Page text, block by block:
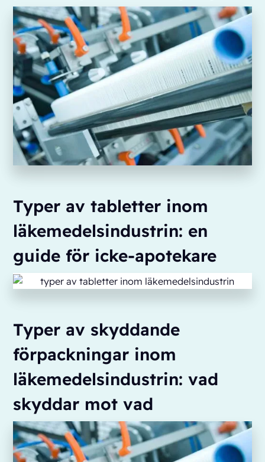
Typer av tabletter inom
läkemedelsindustrin: en
guide för icke-apotekare
Typer av skyddande
förpackningar inom
läkemedelsindustrin: vad
skyddar mot vad